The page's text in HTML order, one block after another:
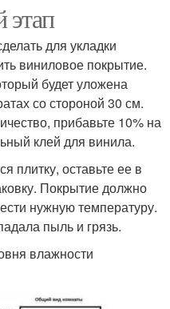
этап
для укладки
виниловое покрытие.
будет уложена
со стороной 30 см.
прибавьте 10% на
клей для винила.
плитку, оставьте ее в
Покрытие должно
нужную температуру.
пыль и грязь.
влажности